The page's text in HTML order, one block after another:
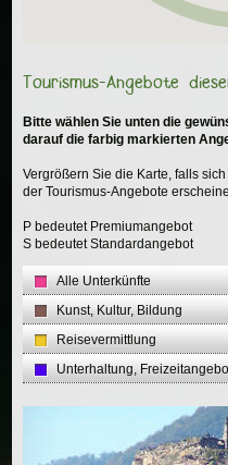
Tourismus-Angebote
Bitte wählen Sie unten die
darauf die farbig markierten
Vergrößern Sie die Karte, falls
der Tourismus-Angebote
P bedeutet Premiumangebot
S bedeutet Standardangebot
Alle Unterkünfte
Kunst, Kultur, Bildung
Reisevermittlung
Unterhaltung,